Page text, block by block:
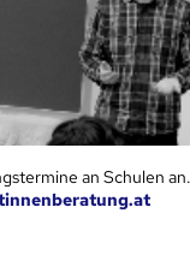
an Schulen